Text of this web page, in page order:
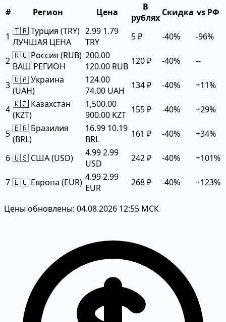
#
Регион Цена
В
рублях Скидка vs РФ
1 🇹🇷 Турция (TRY)
ЛУЧШАЯ ЦЕНА
2.99 1.79
TRY
5 ₽ -40% -96%
2 🇷🇺 Россия (RUB)
ВАШ РЕГИОН
200.00
120.00 RUB 120 ₽ -40% --
3 🇺🇦 Украина
(UAH)
124.00
74.00 UAH
134 ₽ -40% +11%
4 🇰🇿 Казахстан
(KZT)
1,500.00
900.00 KZT 155 ₽ -40% +29%
5 🇧🇷 Бразилия
(BRL)
16.99 10.19
BRL
161 ₽ -40% +34%
6 🇺🇸 США (USD) 4.992.99
USD
242 ₽ -40% +101%
7 🇪🇺 Европа (EUR) 4.992.99
EUR
268 ₽ -40% +123%
Цены обновлены: 04.08.2026 12:55 МСК